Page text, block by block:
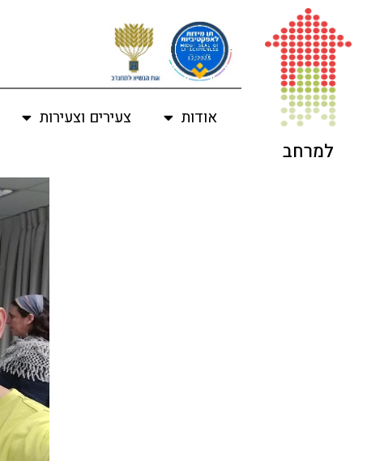
למרחב
אודות צעירים וצעירות